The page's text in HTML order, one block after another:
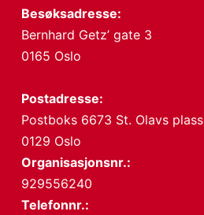
Besøksadresse:
Bernhard Getz’ gate 3
0165 Oslo
Postadresse:
Postboks 6673 St. Olavs plass
0129 Oslo
Organisasjonsnr.:
929556240
Telefonnr.: